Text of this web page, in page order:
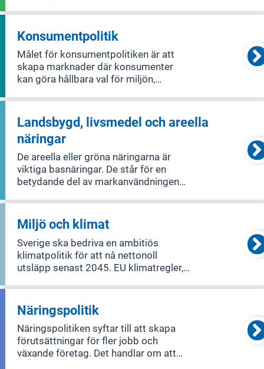
Konsumentpolitik
Målet för konsumentpolitiken är att
skapa marknader där konsumenter
kan göra hållbara val för miljön,
uppnå detta behövs lagar som ger
starkt skydd för konsumenter,
effektiva sätt att lösa tvister och
enkelt tillgängligt st
Landsbygd, livsmedel och areella
näringar
De areella eller gröna näringarna är
viktiga basnäringar. De står för en
betydande del av markanvändningen
som förvaltare av landskapets natur-
och kulturvärden. Detta ger
förutsättningar för att bedriva annan
näringsve
Miljö och klimat
Sverige ska bedriva en ambitiös
klimatpolitik för att nå nettonoll
utsläpp senast 2045. EU klimatregler,
vägledande för detta arbete. Sveriges
miljöpolitik fokuserar på att skapa ett
samhälle utan utsläpp och farliga gifte
Näringspolitik
Näringspolitiken syftar till att skapa
förutsättningar för fler jobb och
växande företag. Det handlar om att